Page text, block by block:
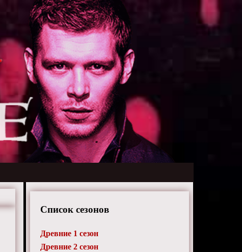
Список сезонов
Древние 1 сезон
Древние 2 сезон